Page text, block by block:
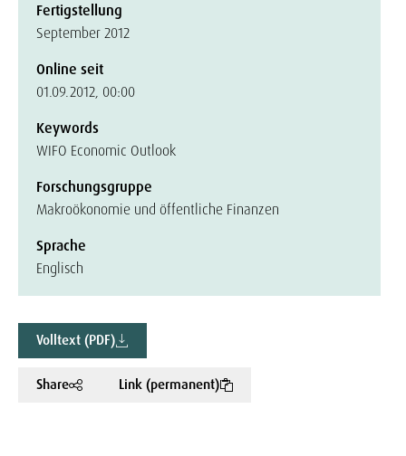
Fertigstellung
September 2012
Online seit
01.09.2012, 00:00
Keywords
WIFO Economic Outlook
Forschungsgruppe
Makroökonomie und öffentliche Finanzen
Sprache
Englisch
Volltext (PDF)
Share Link (permanent)